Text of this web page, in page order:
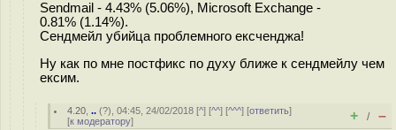
Sendmail - 4.43% (5.06%), Microsoft Exchange -
0.81% (1.14%).
Сендмейл убийца проблемного ексченджа!
Ну как по мне постфикс по духу ближе к сендмейлу чем
ексим.
4.20 ,.. (?), 04:45, 24/02/2018 [^] [^^] [^^^] [ответить]
[к модератору] + / –